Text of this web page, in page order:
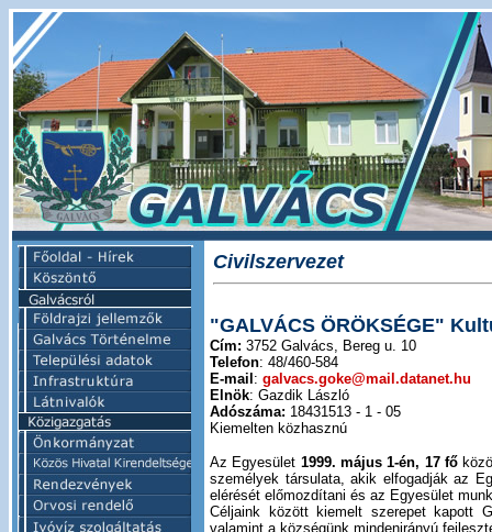
Civilszervezet
"GALVÁCS ÖRÖKSÉGE"
Cím: 3752 Galvács, Bereg u. 10
Telefon: 48/460-584
E-mail : galvacs.goke@mail.datanet.hu
Elnök: Gazdik László
Adószáma: 18431513 - 1 - 05
Kiemelten közhasznú
Az Egyesület 1999. május 1-én, 17 fő
személyek társulata, akik elfogadják az
elérését előmozdítani és az Egyesület
Céljaink között kiemelt szerepet kapott
valamint a községünk mindenirányú